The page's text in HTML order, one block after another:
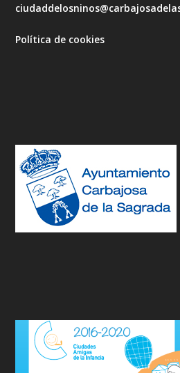
Política de cookies